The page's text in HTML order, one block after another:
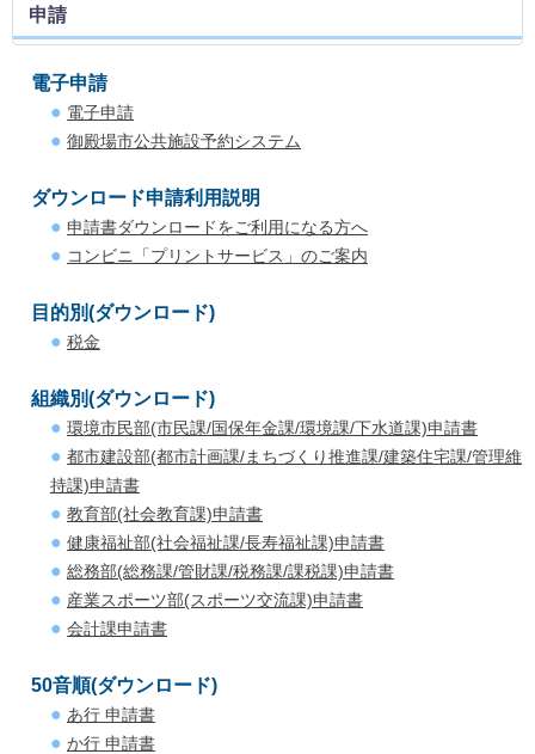
申請
電子申請
電子申請
御殿場市公共施設予約システム
ダウンロード申請利用説明
申請書ダウンロードをご利用になる方へ
コンビニ「プリントサービス」のご案内
目的別(ダウンロード)
税金
組織別(ダウンロード)
環境市民部(市民課/国保年金課/環境課/下水道課)申請書
都市建設部(都市計画課/まちづくり推進課/建築住宅課/管理維
持課)申請書
教育部(社会教育課)申請書
健康福祉部(社会福祉課/長寿福祉課)申請書
総務部(総務課/管財課/税務課/課税課)申請書
産業スポーツ部(スポーツ交流課)申請書
会計課申請書
50音順(ダウンロード)
あ行 申請書
か行 申請書